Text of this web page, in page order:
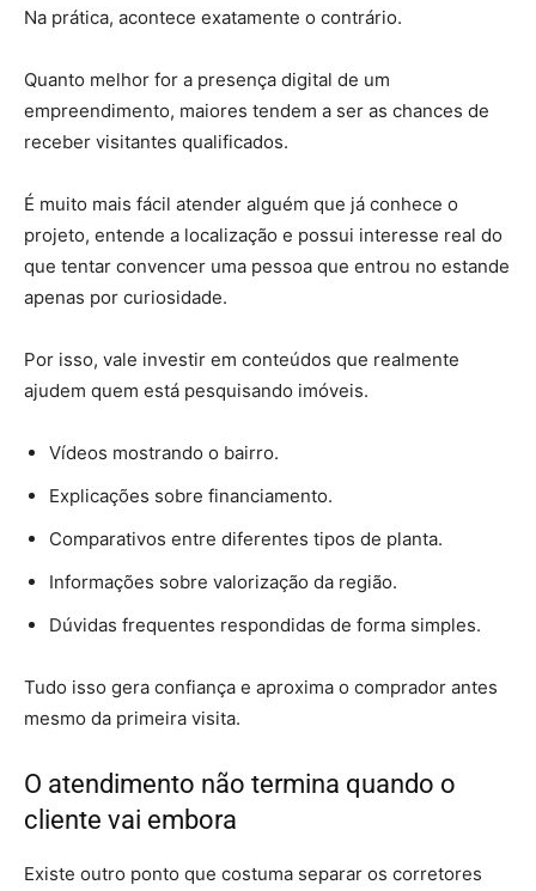
Na prática, acontece exatamente o contrário.
Quanto melhor for a presença digital de um
empreendimento, maiores tendem a ser as chances de
receber visitantes qualificados.
É muito mais fácil atender alguém que já conhece o
projeto, entende a localização e possui interesse real do
que tentar convencer uma pessoa que entrou no estande
apenas por curiosidade.
Por isso, vale investir em conteúdos que realmente
ajudem quem está pesquisando imóveis.
Vídeos mostrando o bairro.
Explicações sobre financiamento.
Comparativos entre diferentes tipos de planta.
Informações sobre valorização da região.
Dúvidas frequentes respondidas de forma simples.
Tudo isso gera confiança e aproxima o comprador antes
mesmo da primeira visita.
O atendimento não termina quando o
cliente vai embora
Existe outro ponto que costuma separar os corretores